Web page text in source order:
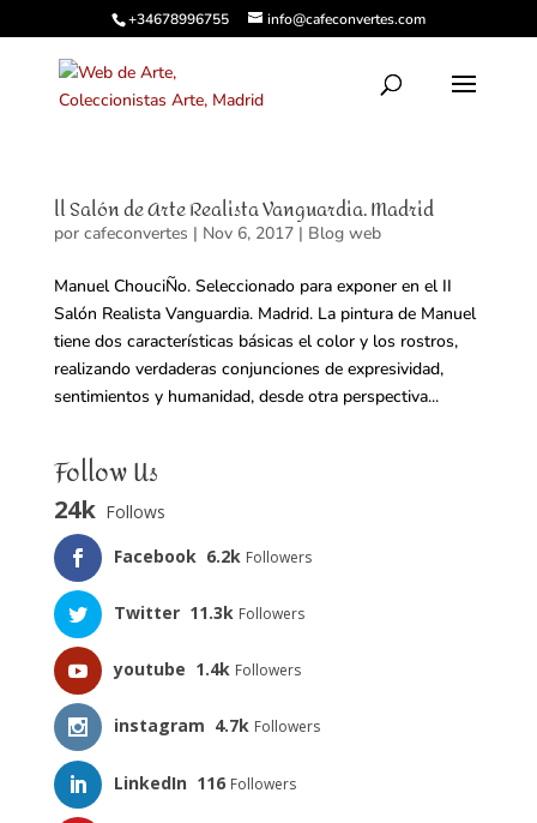
+34678996755 info@cafeconvertes.com
ll Salón de Arte Realista Vanguardia. Madrid
por cafeconvertes | Nov 6, 2017| Blog web
Manuel ChouciÑo. Seleccionado para exponer en el II
Salón Realista Vanguardia. Madrid. La pintura de Manuel
tiene dos características básicas el color y los rostros,
realizando verdaderas conjunciones de expresividad,
sentimientos y humanidad, desde otra perspectiva...
Follow Us
24k Follows
Facebook 6.2k Followers
Twitter 11.3k Followers
youtube 1.4k Followers
instagram 4.7k Followers
LinkedIn 116 Followers